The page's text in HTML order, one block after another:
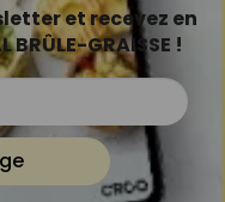
et recevez en
BRÛLE-GRAISSE !